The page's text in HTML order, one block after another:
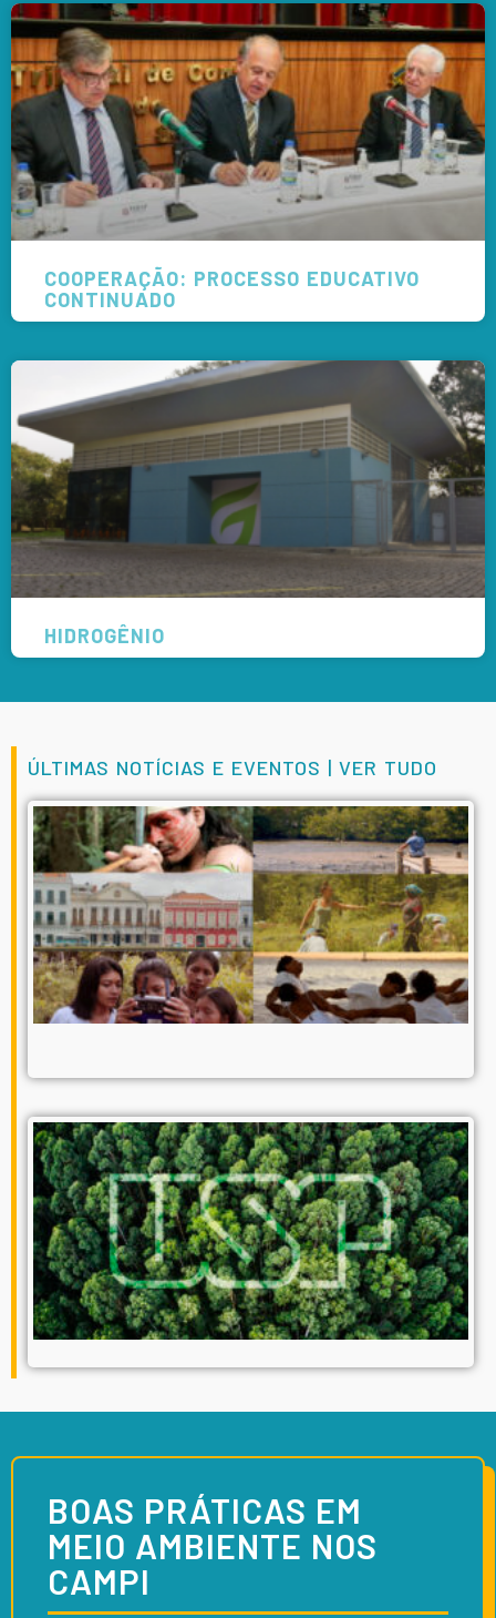
COOPERAÇÃO: PROCESSO EDUCATIVO
CONTINUADO
HIDROGÊNIO
ÚLTIMAS NOTÍCIAS E EVENTOS | VER TUDO
BOAS PRÁTICAS EM
MEIO AMBIENTE NOS
CAMPI